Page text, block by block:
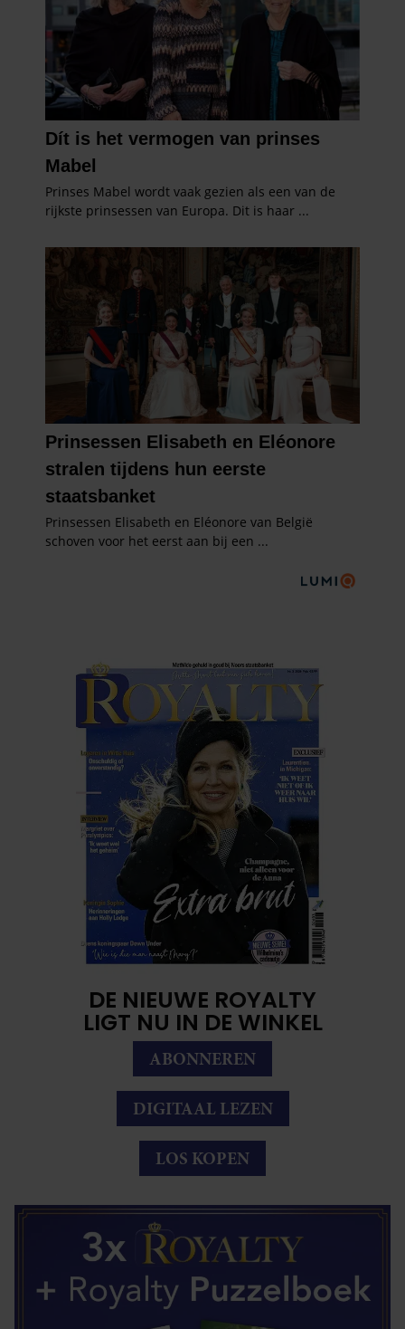
DE NIEUWE ROYALTY
LIGT NU IN DE WINKEL
ABONNEREN
DIGITAAL LEZEN
LOS KOPEN